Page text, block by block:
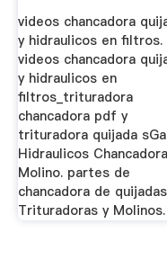
Filtros
videos chancadora
y hidraulicos en filtros.
videos chancadora
y hidraulicos en
filtros_trituradora
chancadora pdf y
trituradora quijada
Hidraulicos
Molino. partes de
chancadora de quijadas
Trituradoras y